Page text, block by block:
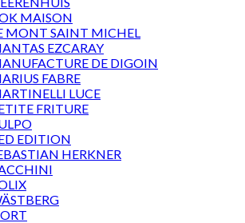
MAISON
MONT SAINT MICHEL
EZCARAY
DE DIGOIN
FABRE
LUCE
FRITURE
EDITION
HERKNER